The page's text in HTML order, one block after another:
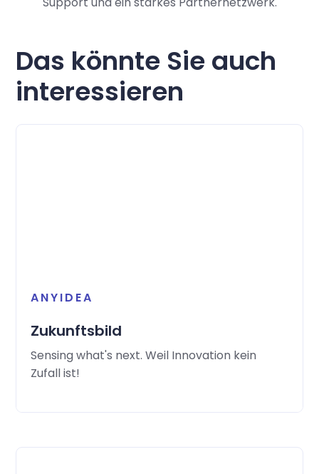
Das könnte Sie auch
interessieren
ANYIDEA
Zukunftsbild
Sensing what's next. Weil Innovation kein
Zufall ist!